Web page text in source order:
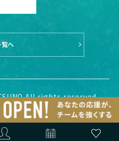
へ
All rights reserved.